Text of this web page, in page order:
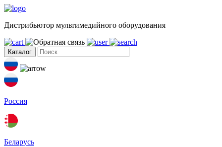
Дистрибьютор мультимедийного оборудования
Каталог
Россия
Беларусь